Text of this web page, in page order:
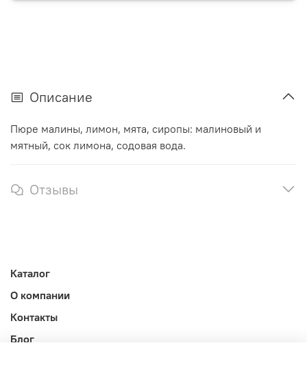
Описание
Пюре малины, лимон, мята, сиропы: малиновый и
мятный, сок лимона, содовая вода.
Отзывы
Каталог
О компании
Контакты
Блог